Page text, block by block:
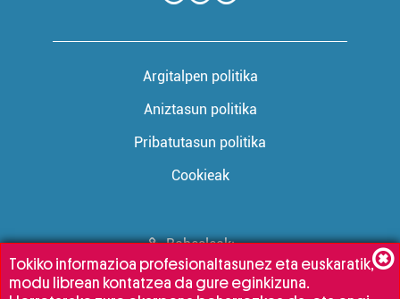
Argitalpen politika
Aniztasun politika
Pribatutasun politika
Cookieak
Babesleak:
Tokiko informazioa profesionaltasunez eta euskaratik,
modu librean kontatzea da gure eginkizuna.